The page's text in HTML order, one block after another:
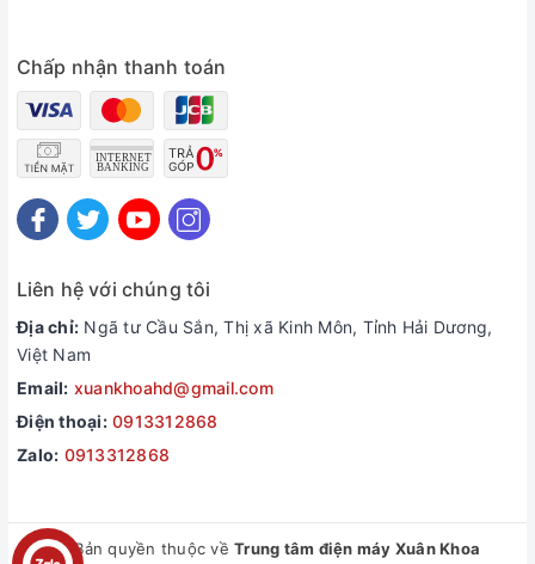
Chấp nhận thanh toán
Liên hệ với chúng tôi
Địa chỉ: Ngã tư Cầu Sắn, Thị xã Kinh Môn, Tỉnh Hải Dương,
Việt Nam
Email: xuankhoahd@gmail.com
Điện thoại: 0913312868
Zalo: 0913312868
© Bản quyền thuộc vềTrung tâm điện máy Xuân Khoa